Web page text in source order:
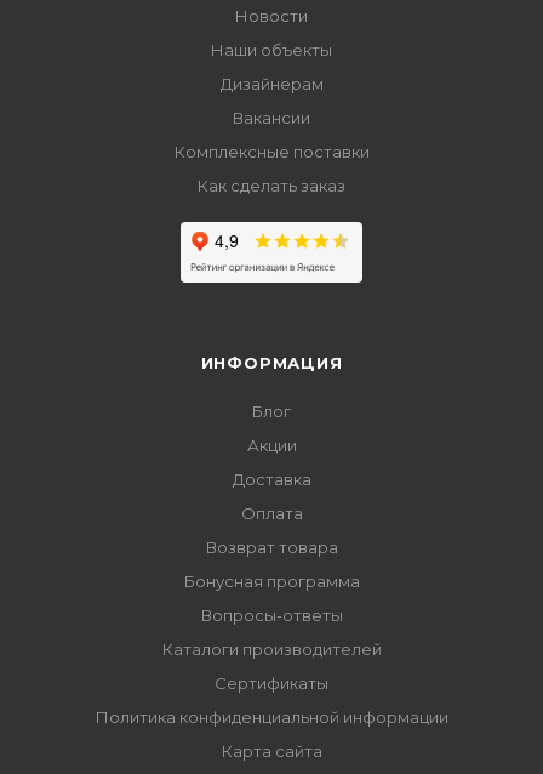
Новости
Наши объекты
Дизайнерам
Вакансии
Комплексные поставки
Как сделать заказ
ИНФОРМАЦИЯ
Блог
Акции
Доставка
Оплата
Возврат товара
Бонусная программа
Вопросы-ответы
Каталоги производителей
Сертификаты
Политика конфиденциальной информации
Карта сайта